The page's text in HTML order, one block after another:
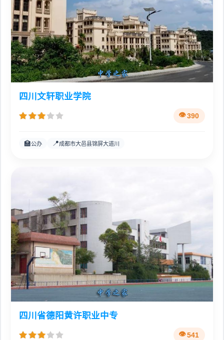
四川文轩职业学院
390
🏫公办 📍成都市大邑县锦屏大道川
四川省德阳黄许职业中专
541